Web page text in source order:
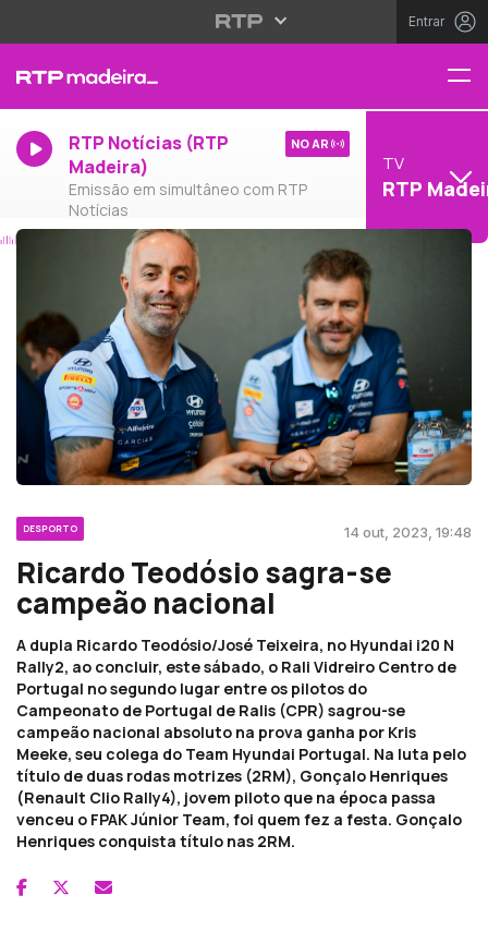
Entrar
RTP Notícias (RTP
Madeira)
Emissão em simultâneo com RTP
Notícias
NO AR
TV
RTP
DESPORTO 14 out, 2023, 19:48
Ricardo Teodósio sagra-se
campeão nacional
A dupla Ricardo Teodósio/José Teixeira, no Hyundai i20 N
Rally2, ao concluir, este sábado, o Rali Vidreiro Centro de
Portugal no segundo lugar entre os pilotos do
Campeonato de Portugal de Ralis (CPR) sagrou-se
campeão nacional absoluto na prova ganha por Kris
Meeke, seu colega do Team Hyundai Portugal. Na luta pelo
título de duas rodas motrizes (2RM), Gonçalo Henriques
(Renault Clio Rally4), jovem piloto que na época passa
venceu o FPAK Júnior Team, foi quem fez a festa. Gonçalo
Henriques conquista título nas 2RM.